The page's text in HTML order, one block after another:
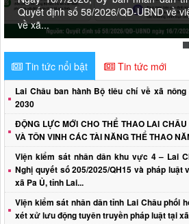
Quyết định số 58/2026/QĐ-UBND về
về xã...
Tin tức nổi bật Tin tức mới
Lai Châu ban hành Bộ tiêu chí về xã
2030
ĐỘNG LỰC MỚI CHO THỂ THAO LAI
VÀ TÔN VINH CÁC TÀI NĂNG THỂ THAO
Viện kiểm sát nhân dân khu vực 4 – Lai
Nghị quyết số 205/2025/QH15 và pháp luật
xã Pa Ủ, tỉnh Lai...
Viện kiểm sát nhân dân tỉnh Lai Châu phối
xét xử lưu động tuyên truyền pháp luật tại